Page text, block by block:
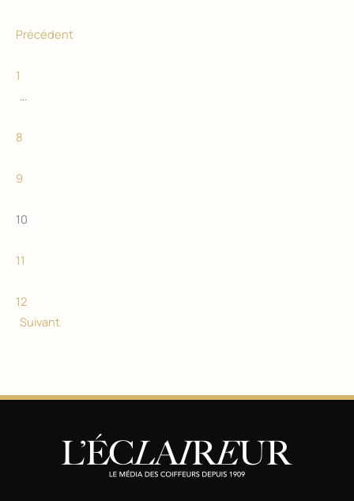
Précédent
1
…
8
9
10
11
12
Suivant